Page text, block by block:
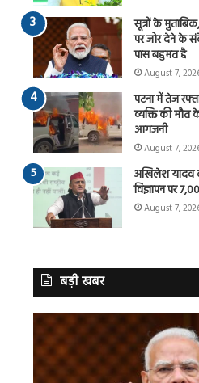
सूत्रों के
पर जोर देने के
पास बहुमत है
August 7,
पटना में तेज
व्यक्ति की मौत
आगजनी
August 7,
अखिलेश यादव
विज्ञापन पर
August 7,
बड़ी खबर